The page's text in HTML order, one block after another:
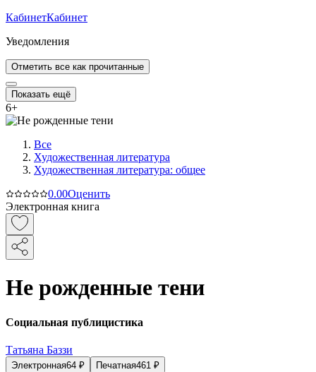
КабинетКабинет
Уведомления
Отметить все как прочитанные
Показать ещё
6+
Все
Художественная литература
Художественная литература: общее
0.00Оценить
Электронная книга
Не рожденные тени
Социальная публицистика
Татьяна Баззи
Электронная64 ₽ Печатная461 ₽